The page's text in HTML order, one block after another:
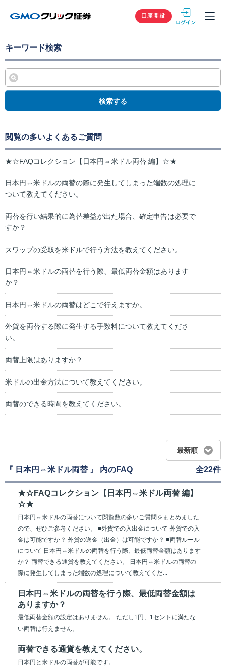
GMOクリック
口座開設
キーワード検索
検索する
閲覧の多いよくあるご質問
★☆FAQコレクション【日本円⇔米ドル両替 編】☆★
日本円⇔米ドルの両替の際に発生してしまった端数の処理に
ついて教えてください。
両替を行い結果的に為替差益が出た場合、確定申告は必要で
すか？
スワップの受取を米ドルで行う方法を教えてください。
日本円⇔米ドルの両替を行う際、最低両替金額はあります
か？
日本円⇔米ドルの両替はどこで行えますか。
外貨を両替する際に発生する手数料について教えてくださ
い。
両替上限はありますか？
米ドルの出金方法について教えてください。
両替のできる時間を教えてください。
最新順
『 日本円⇔米ドル両替 』 内のFAQ 全22件
★☆FAQコレクション【日本円⇔米ドル両替 編】
☆★
日本円⇔米ドルの両替について閲覧数の多いご質問をまとめました
ので、ぜひご参考ください。 ■外貨での入出金について 外貨での入
金は可能ですか？ 外貨の送金（出金）は可能ですか？ ■両替ルール
について 日本円⇔米ドルの両替を行う際、最低両替金額はあります
か？ 両替できる通貨を教えてください。 日本円⇔米ドルの両替の
際に発生してしまった端数の処理について教えてくだ...
日本円⇔米ドルの両替を行う際、最低両替金額は
ありますか？
最低両替金額の設定はありません。 ただし1円、1セントに満たな
い両替は行えません。
両替できる通貨を教えてください。
日本円と米ドルの両替が可能です。